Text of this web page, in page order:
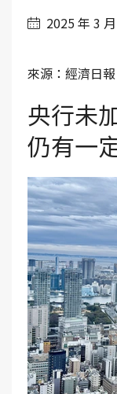
2025 年 3
來源：經濟日
央行未
仍有一